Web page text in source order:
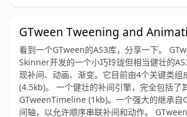
GTween Tweening and
看到一个GTween的AS3库，分享一下。
Skinner开发的一个小巧玲珑但相当健壮的
现补间、动画、渐变。它目前由4个关键类组
(4.5kb)。 一个健壮的补间引擎，完全包括了
GTweenTimeline (1kb)。一个强大的继承自
间轴，以允许顺序串联补间和动作。